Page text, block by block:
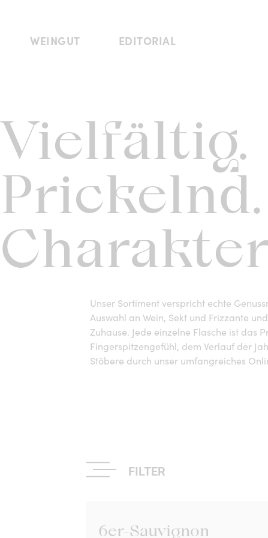
WEINGUT EDITORIAL
Vielfältig.
Prickelnd.
Unser Sortiment verspricht echte
Auswahl an Wein, Sekt und Frizzante
Zuhause. Jede einzelne Flasche ist das
Fingerspitzengefühl, dem Verlauf der
Stöbere durch unser umfangreiches
FILTER
6er-Sauvignon